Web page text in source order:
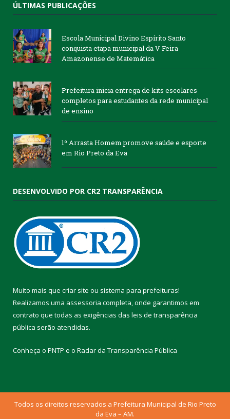
ÚLTIMAS PUBLICAÇÕES
Escola Municipal Divino Espírito Santo
conquista etapa municipal da V Feira
Amazonense de Matemática
Prefeitura inicia entrega de kits escolares
completos para estudantes da rede municipal
de ensino
1º Arrasta Homem promove saúde e esporte
em Rio Preto da Eva
DESENVOLVIDO POR CR2 TRANSPARÊNCIA
Muito mais que criar site ou sistema para prefeituras!
Realizamos uma assessoria completa, onde garantimos em
contrato que todas as exigências das leis de transparência
pública serão atendidas.
Conheça o PNTP e o Radar da Transparência Pública
Todos os direitos reservados a Prefeitura Municipal de Rio Preto
da Eva – AM.